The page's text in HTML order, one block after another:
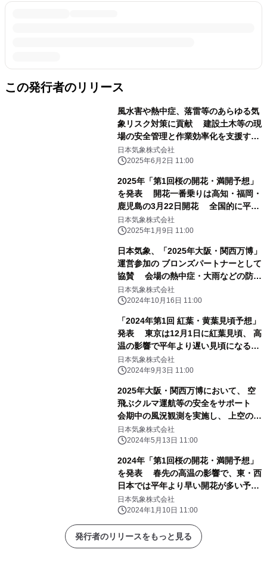
この発行者のリリース
風水害や熱中症、落雷等のあらゆる気
象リスク対策に貢献 建設土木等の現
場の安全管理と作業効率化を支援する
NETIS認定「お天気クラウド」の新シ
ステム提供開始
日本気象株式会社
2025年6月2日 11:00
2025年「第1回桜の開花・満開予想」
を発表 開花一番乗りは高知・福岡・
鹿児島の3月22日開花 全国的に平年
並みの開花で、東京は3月24日開花の
見込み
日本気象株式会社
2025年1月9日 11:00
日本気象、「2025年大阪・関西万博」
運営参加の ブロンズパートナーとして
協賛 会場の熱中症・大雨などの防災
監視をはじめ、円滑な運営をサポート
日本気象株式会社
2024年10月16日 11:00
「2024年第1回 紅葉・黄葉見頃予想」
発表 東京は12月1日に紅葉見頃、 高
温の影響で平年より遅い見頃になる地
域が多い
日本気象株式会社
2024年9月3日 11:00
2025年大阪・関西万博において、 空
飛ぶクルマ運航等の安全をサポート
会期中の風況観測を実施し、 上空のリ
アルタイムデータおよび予測情報を提
供
日本気象株式会社
2024年5月13日 11:00
2024年「第1回桜の開花・満開予想」
を発表 春先の高温の影響で、東・西
日本では平年より早い開花が多い予想
開花一番乗りは高知の3月18日、東
京は3月23日の予想
日本気象株式会社
2024年1月10日 11:00
発行者のリリースをもっと見る